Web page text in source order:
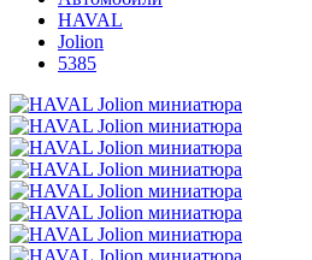
HAVAL
Jolion
5385